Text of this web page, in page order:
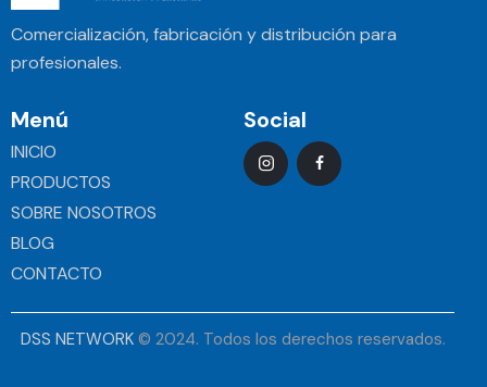
Comercialización, fabricación y distribución para
profesionales.
Menú
INICIO
PRODUCTOS
SOBRE NOSOTROS
BLOG
CONTACTO
Social
DSS NETWORK© 2024. Todos los derechos reservados.